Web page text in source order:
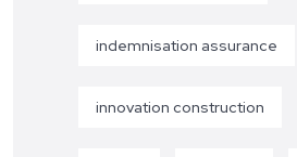
indemnisation assurance
innovation construction